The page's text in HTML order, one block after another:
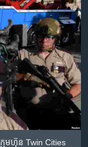
មហ៊ុន Twin Cities